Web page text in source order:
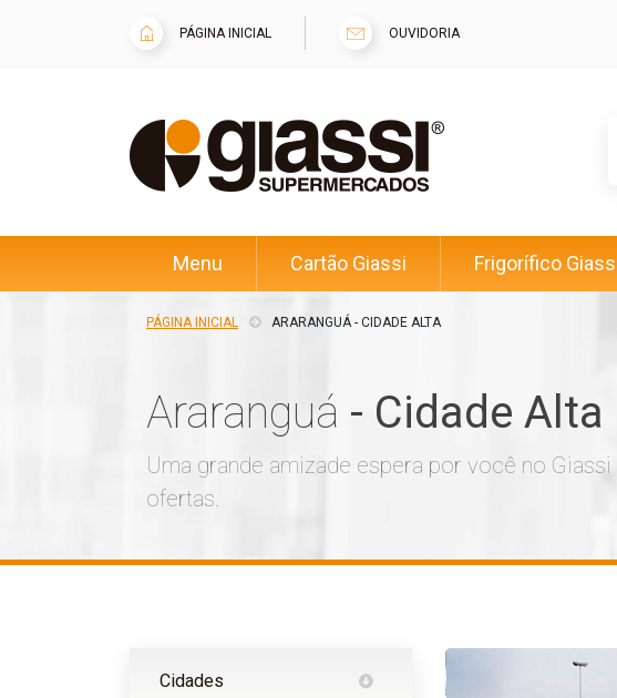
PÁGINA INICIAL OUVIDORIA
Menu Cartão Giassi Frigorífico
PÁGINA INICIAL ARARANGUÁ - CIDADE ALTA
Araranguá - Cidade Alta
Uma grande amizade espera por você no
ofertas.
Cidades